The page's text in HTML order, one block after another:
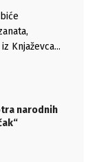
Knjaževca...
narodnih